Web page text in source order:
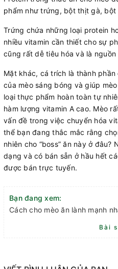
phẩm như trứng, bột thịt gà,
Trứng chứa những loại protein
nhiều vitamin cần thiết cho sự
cũng rất dễ tiêu hóa và là
Mặt khác, cá trích là thành
của mèo sáng bóng và giúp
loại thực phẩm hoàn toàn tự
hàm lượng vitamin A cao. Mèo
vấn đề trong việc chuyển hóa
thể bạn đang thắc mắc rằng
nhiên cho “boss” ăn này ở
dạng và có bán sẵn ở hầu hết
được bán trực tuyến.
Bạn đang xem:
Cách cho mèo ăn lành mạnh
Bài